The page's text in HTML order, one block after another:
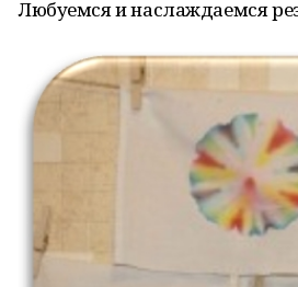
Любуемся и наслаждаемся